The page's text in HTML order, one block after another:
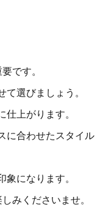
です。
選びましょう。
上がります。
に合わせたスタイル
になります。
みくださいませ。